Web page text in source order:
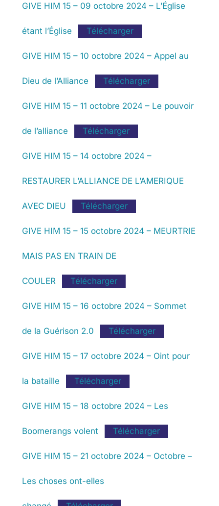
GIVE HIM 15 – 09 octobre 2024 – L’Église
étant l’Église Télécharger
GIVE HIM 15 – 10 octobre 2024 – Appel au
Dieu de l’Alliance Télécharger
GIVE HIM 15 – 11 octobre 2024 – Le pouvoir
de l’alliance Télécharger
GIVE HIM 15 – 14 octobre 2024 –
RESTAURER L’ALLIANCE DE L’AMERIQUE
AVEC DIEU Télécharger
GIVE HIM 15 – 15 octobre 2024 – MEURTRIE
MAIS PAS EN TRAIN DE
COULER Télécharger
GIVE HIM 15 – 16 octobre 2024 – Sommet
de la Guérison 2.0 Télécharger
GIVE HIM 15 – 17 octobre 2024 – Oint pour
la bataille Télécharger
GIVE HIM 15 – 18 octobre 2024 – Les
Boomerangs volent Télécharger
GIVE HIM 15 – 21 octobre 2024 – Octobre –
Les choses ont-elles